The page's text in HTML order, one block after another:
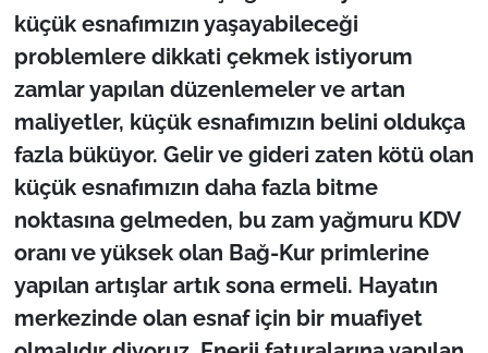
küçük esnafımızın yaşayabileceği
problemlere dikkati çekmek istiyorum
zamlar yapılan düzenlemeler ve artan
maliyetler, küçük esnafımızın belini oldukça
fazla büküyor. Gelir ve gideri zaten kötü olan
küçük esnafımızın daha fazla bitme
noktasına gelmeden, bu zam yağmuru KDV
oranı ve yüksek olan Bağ-Kur primlerine
yapılan artışlar artık sona ermeli. Hayatın
merkezinde olan esnaf için bir muafiyet
ÇANAKKALE
TÜRKİYE
Bölge
Güvenlik
Genel
Politika